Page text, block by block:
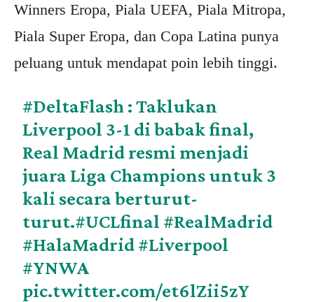
Winners Eropa, Piala UEFA, Piala Mitropa,
Piala Super Eropa, dan Copa Latina punya
peluang untuk mendapat poin lebih tinggi.
#DeltaFlash : Taklukan
Liverpool 3-1 di babak final,
Real Madrid resmi menjadi
juara Liga Champions untuk 3
kali secara berturut-
turut.#UCLfinal #RealMadrid
#HalaMadrid#Liverpool
#YNWA
pic.twitter.com/et6lZii5zY